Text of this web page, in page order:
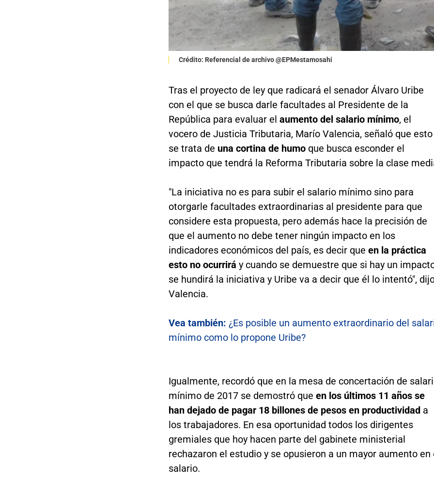
Crédito: Referencial de archivo @EPMestamosahi
Tras el proyecto de ley que radicará el senador Álvaro Uribe
con el que se busca darle facultades al Presidente de la
República para evaluar el aumento del salario mínimo, el
vocero de Justicia Tributaria, Marío Valencia, señaló que esto
se trata de una cortina de humo que busca esconder el
impacto que tendrá la Reforma Tributaria sobre la clase
"La iniciativa no es para subir el salario mínimo sino para
otorgarle facultades extraordinarias al presidente para que
considere esta propuesta, pero además hace la precisión de
que el aumento no debe tener ningún impacto en los
indicadores económicos del país, es decir que en la práctica
esto no ocurrirá y cuando se demuestre que si hay un
se hundirá la iniciativa y Uribe va a decir que él lo intentó",
Valencia.
Vea también: ¿Es posible un aumento extraordinario del
mínimo como lo propone Uribe?
Igualmente, recordó que en la mesa de concertación de
mínimo de 2017 se demostró que en los últimos 11 años se
han dejado de pagar 18 billones de pesos en productividad a
los trabajadores. En esa oportunidad todos los dirigentes
gremiales que hoy hacen parte del gabinete ministerial
rechazaron el estudio y se opusieron a un mayor aumento en
salario.